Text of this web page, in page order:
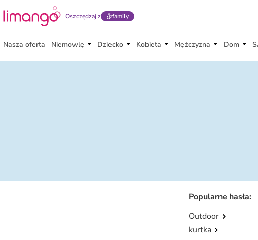
Oszczędzaj z family
Nasza oferta Niemowlę Dziecko Kobieta Mężczyzna Dom
Popularne hasła:
Outdoor
kurtka